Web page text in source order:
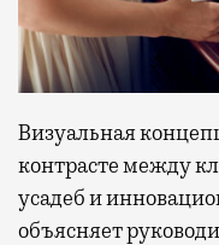
Визуальная
контрасте между
усадеб и
объясняет